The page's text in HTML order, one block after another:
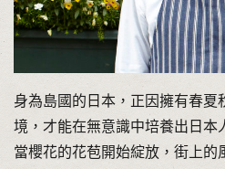
身為島國的日本，正因擁有春夏
境，才能在無意識中培養出日本
當櫻花的花苞開始綻放，街上的